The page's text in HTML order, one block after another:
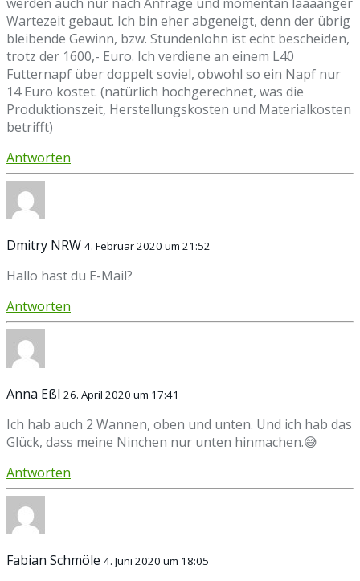
Wartezeit gebaut. Ich bin eher abgeneigt, denn der übrig
bleibende Gewinn, bzw. Stundenlohn ist echt bescheiden,
trotz der 1600,- Euro. Ich verdiene an einem L40
Futternapf über doppelt soviel, obwohl so ein Napf nur
14 Euro kostet. (natürlich hochgerechnet, was die
Produktionszeit, Herstellungskosten und Materialkosten
betrifft)
Antworten
Dmitry NRW 4. Februar 2020 um 21:52
Hallo hast du E-Mail?
Antworten
Anna Eßl 26. April 2020 um 17:41
Ich hab auch 2 Wannen, oben und unten. Und ich hab das
Glück, dass meine Ninchen nur unten hinmachen.😅
Antworten
Fabian Schmöle 4. Juni 2020 um 18:05